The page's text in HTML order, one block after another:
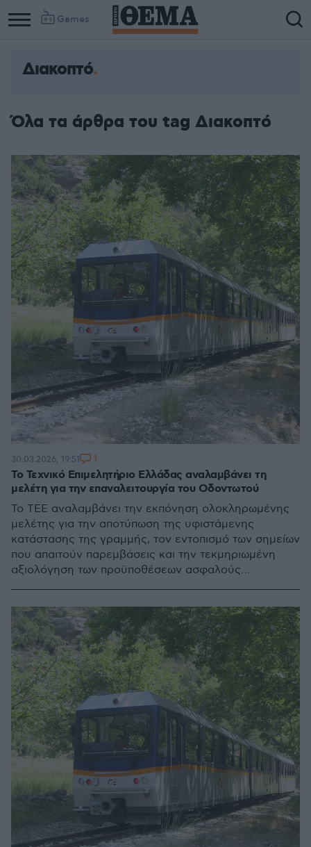
Games
Διακοπτό
Όλα τα άρθρα του tag Διακοπτό
Το Τεχνικό Επιμελητήριο Ελλάδας αναλαμβάνει τη
μελέτη για την επαναλειτουργία του Οδοντωτού
Το ΤΕΕ αναλαμβάνει την εκπόνηση ολοκληρωμένης
μελέτης για την αποτύπωση της υφιστάμενης
κατάστασης της γραμμής, τον εντοπισμό των σημείων
που απαιτούν παρεμβάσεις και την τεκμηριωμένη
αξιολόγηση των προϋποθέσεων ασφαλούς
30.03.2026, 19:51 1